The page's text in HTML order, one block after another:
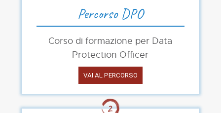
Percorso DPO
Corso di formazione per Data
Protection Officer
VAI AL PERCORSO